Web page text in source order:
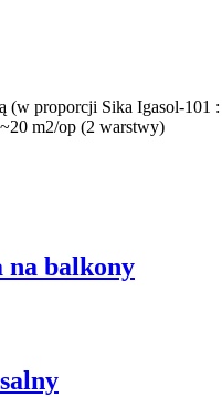
(w proporcji Sika Igasol-101
m2/op (2 warstwy)
na balkony